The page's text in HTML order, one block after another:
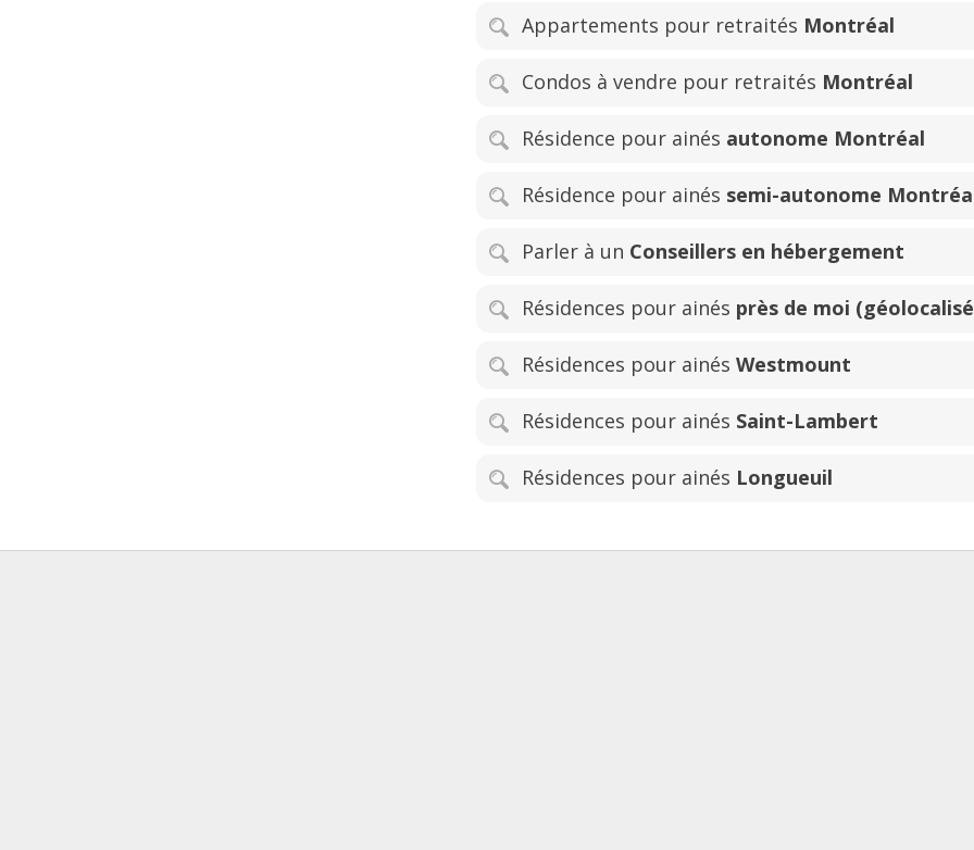
Appartements pour retraités Montréal
Condos à vendre pour retraités Montréal
Résidence pour ainés autonome Montréal
Résidence pour ainés semi-autonome
Parler à un Conseillers en hébergement
Résidences pour ainés près de moi
Résidences pour ainés Westmount
Résidences pour ainés Saint-Lambert
Résidences pour ainés Longueuil